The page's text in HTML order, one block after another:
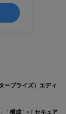
ープライズ）エディ
[ 構成 ] > [ セキュア